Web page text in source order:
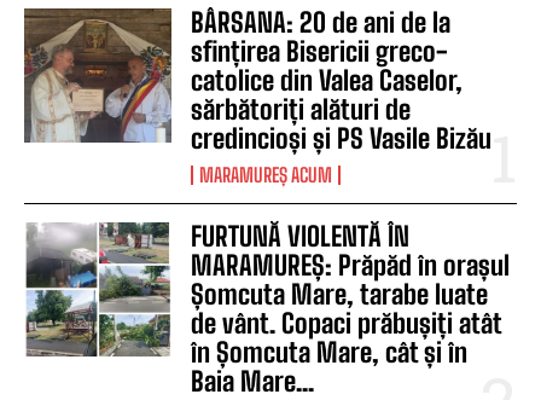
BÂRSANA: 20 de ani de la
sfințirea Bisericii greco-
catolice din Valea Caselor,
sărbătoriți alături de
credincioși și PS Vasile Bizău
MARAMUREȘ ACUM
FURTUNĂ VIOLENTĂ ÎN
MARAMUREȘ: Prăpăd în orașul
Șomcuta Mare, tarabe luate
de vânt. Copaci prăbușiți atât
în Șomcuta Mare, cât și în
Baia Mare...